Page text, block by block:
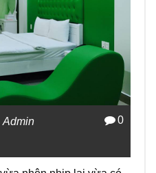
Admin
0